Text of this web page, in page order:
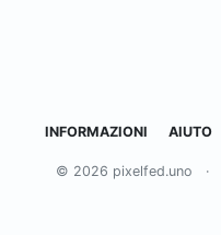
INFORMAZIONI AIUTO
© 2026 pixelfed.uno ·